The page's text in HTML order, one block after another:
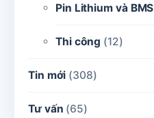
Pin Lithium và BMS
Thi công (12)
Tin mới (308)
Tư vấn (65)